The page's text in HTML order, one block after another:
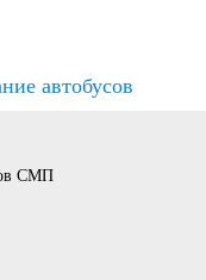
автобусов
СМП